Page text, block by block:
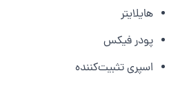
هایلایتر
پودر فیکس
اسپری تثبیت‌کننده